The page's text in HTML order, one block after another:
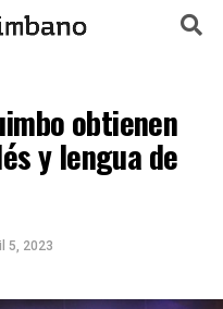
obtienen
y lengua de
5, 2023